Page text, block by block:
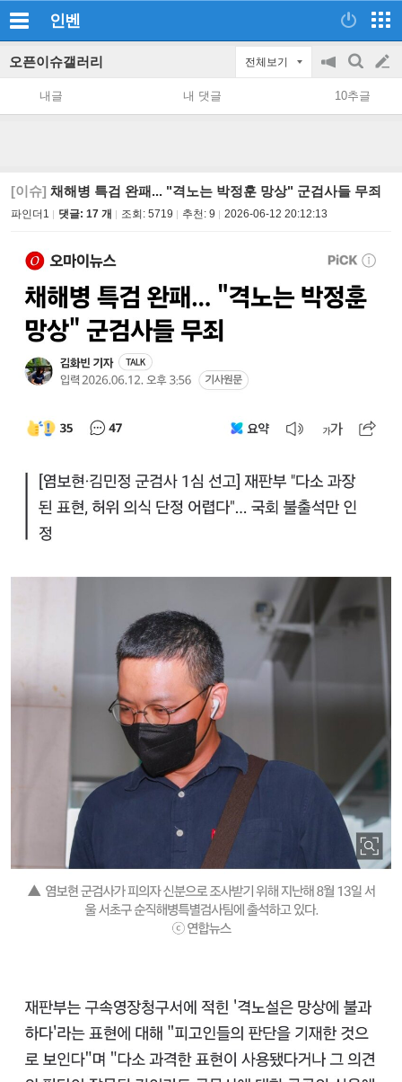
인벤
오픈이슈갤러리 전체보기
공
지
on/off
검
색
글
쓰
내글 내 댓글 10추글
[이슈] 채해병 특검 완패... "격노는 박정훈 망상" 군검사들 무죄
파인더1 댓글: 17 개 조회: 5719 추천: 9 2026-06-12 20:12:13